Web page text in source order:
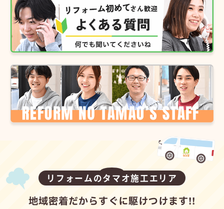
リフォームのタマオ施工エリア
地域密着だからすぐに駆けつけます!!